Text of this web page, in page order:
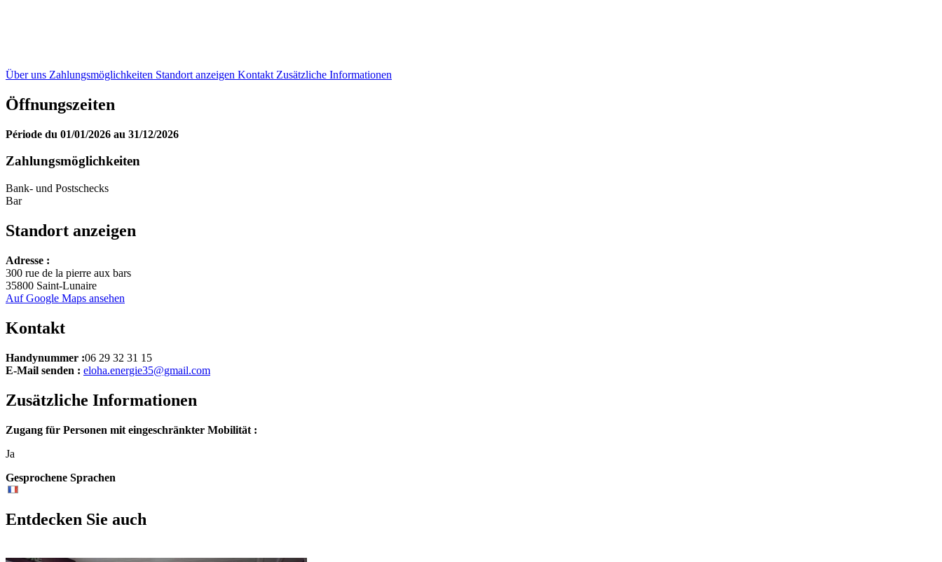
Über uns Zahlungsmöglichkeiten Standort anzeigen Kontakt Zusätzliche Informationen
Öffnungszeiten
Période du 01/01/2026 au 31/12/2026
Zahlungsmöglichkeiten
Bank- und Postschecks
Bar
Standort anzeigen
+
−
Adresse :
300 rue de la pierre aux bars
35800 Saint-Lunaire
Auf Google Maps ansehen
Kontakt
Handynummer :06 29 32 31 15
E-Mail senden : eloha.energie35@gmail.com
Zusätzliche Informationen
Zugang für Personen mit eingeschränkter Mobilität :
Ja
Gesprochene Sprachen
Entdecken Sie auch